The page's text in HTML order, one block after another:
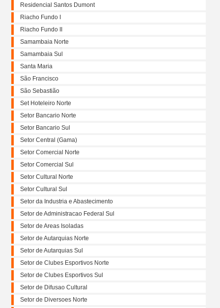
Residencial Santos Dumont
Riacho Fundo I
Riacho Fundo II
Samambaia Norte
Samambaia Sul
Santa Maria
São Francisco
São Sebastião
Set Hoteleiro Norte
Setor Bancario Norte
Setor Bancario Sul
Setor Central (Gama)
Setor Comercial Norte
Setor Comercial Sul
Setor Cultural Norte
Setor Cultural Sul
Setor da Industria e Abastecimento
Setor de Administracao Federal Sul
Setor de Areas Isoladas
Setor de Autarquias Norte
Setor de Autarquias Sul
Setor de Clubes Esportivos Norte
Setor de Clubes Esportivos Sul
Setor de Difusao Cultural
Setor de Diversoes Norte